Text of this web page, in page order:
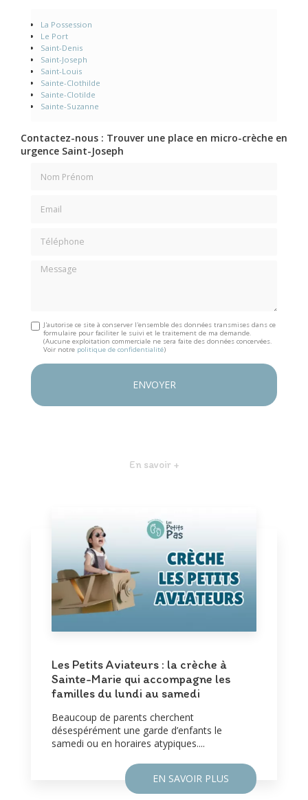
La Possession
Le Port
Saint-Denis
Saint-Joseph
Saint-Louis
Sainte-Clothilde
Sainte-Clotilde
Sainte-Suzanne
Contactez-nous : Trouver une place en micro-crèche en
urgence Saint-Joseph
Message
J'autorise ce site à conserver l'ensemble des données transmises dans ce
formulaire pour faciliter le suivi et le traitement de ma demande.
(Aucune exploitation commerciale ne sera faite des données concervées.
Voir notre politique de confidentialité)
En savoir +
Les Petits Aviateurs : la crèche à
Sainte-Marie qui accompagne les
familles du lundi au samedi
Beaucoup de parents cherchent
désespérément une garde d’enfants le
samedi ou en horaires atypiques....
EN SAVOIR PLUS